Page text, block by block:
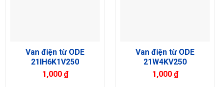
Van điện từ ODE
21IH6K1V250
1,000 ₫
Van điện từ ODE
21W4KV250
1,000 ₫